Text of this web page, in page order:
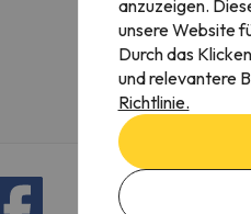
als hätte sich unser Sucher
anzuzeigen.
unsere Website
Durch das
und relevantere
Richtlinie.